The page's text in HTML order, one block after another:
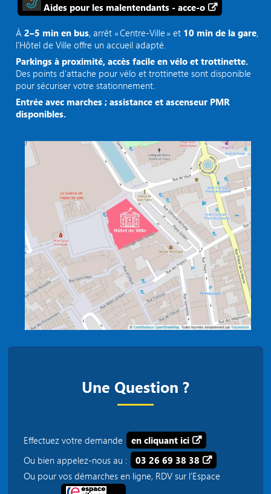
Aides pour les malentendants - acce-o
À2–5 min en bus, arrêt « Centre‑Ville » et 10 min de la gare,
l’Hôtel de Ville offre un accueil adapté.
Parkings à proximité, accès facile en vélo et trottinette.
Des points d'attache pour vélo et trottinette sont disponible
pour sécuriser votre stationnement.
Entrée avec marches ; assistance et ascenseur PMR
disponibles.
Une Question ?
Effectuez votre demande
en cliquant ici
Ou bien appelez-nous au :
03 26 69 38 38
Ou pour vos démarches en ligne, RDV sur l'Espace